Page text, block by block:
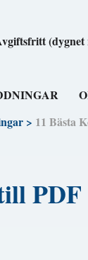
> 11 Bästa